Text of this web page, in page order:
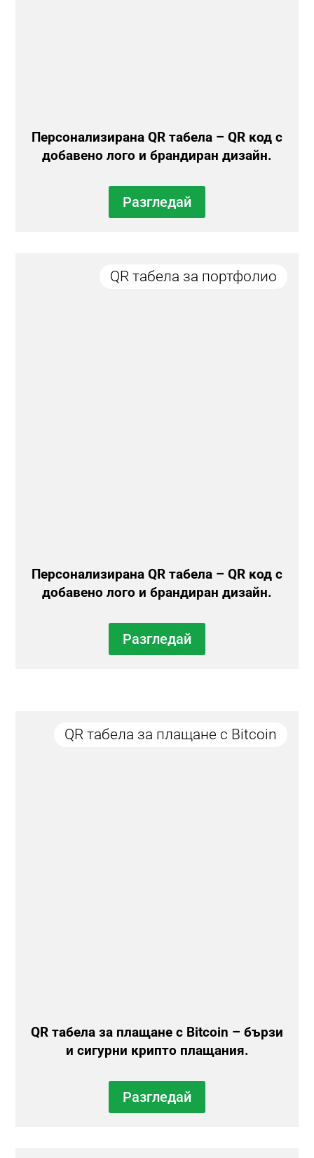
Персонализирана QR табела – QR код с
добавено лого и брандиран дизайн.
Разгледай
QR табела за портфолио
Персонализирана QR табела – QR код с
добавено лого и брандиран дизайн.
Разгледай
QR табела за плащане с Bitcoin
QR табела за плащане с Bitcoin – бързи
и сигурни крипто плащания.
Разгледай